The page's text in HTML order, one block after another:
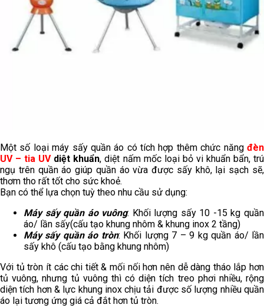
Một số loại máy sấy quần áo có tích hợp thêm chức năng đèn
UV – tia UV diệt khuẩn, diệt nấm mốc loại bỏ vi khuẩn bẩn, trú
ngụ trên quần áo giúp quần áo vừa được sấy khô, lại sạch sẽ,
thơm tho rất tốt cho sức khoẻ.
Bạn có thể lựa chọn tuỳ theo nhu cầu sử dụng:
Máy sấy quần áo vuông: Khối lượng sấy 10 -15 kg quần
áo/ lần sấy(cấu tạo khung nhôm & khung inox 2 tầng)
Máy sấy quần áo tròn: Khối lượng 7 – 9 kg quần áo/ lần
sấy khô (cấu tạo bằng khung nhôm)
Với tủ tròn ít các chi tiết & mối nối hơn nên dễ dàng tháo lắp hơn
tủ vuông, nhưng tủ vuông thì có diện tích treo phơi nhiều, rộng
diện tích hơn & lực khung inox chịu tải được số lượng nhiều quần
áo lại tương ứng giá cả đắt hơn tủ tròn.